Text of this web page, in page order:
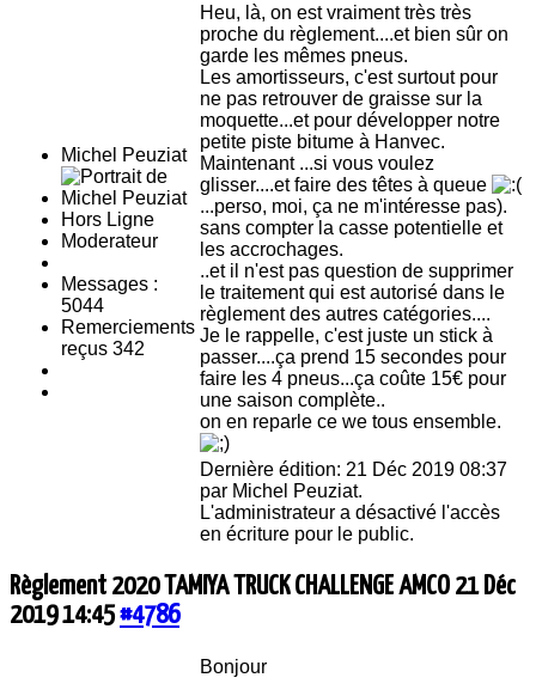
Michel Peuziat
Hors Ligne
Moderateur
Messages :
5044
Remerciements
reçus 342
Heu, là, on est vraiment très très
proche du règlement....et bien sûr on
garde les mêmes pneus.
Les amortisseurs, c'est surtout pour
ne pas retrouver de graisse sur la
moquette...et pour développer notre
petite piste bitume à Hanvec.
Maintenant ...si vous voulez
glisser....et faire des têtes à queue
...perso, moi, ça ne m'intéresse pas).
sans compter la casse potentielle et
les accrochages.
..et il n'est pas question de supprimer
le traitement qui est autorisé dans le
règlement des autres catégories....
Je le rappelle, c'est juste un stick à
passer....ça prend 15 secondes pour
faire les 4 pneus...ça coûte 15€ pour
une saison complète..
on en reparle ce we tous ensemble.
Dernière édition: 21 Déc 2019 08:37
par Michel Peuziat.
L'administrateur a désactivé l'accès
en écriture pour le public.
Règlement 2020 TAMIYA TRUCK CHALLENGE AMCO 21 Déc
2019 14:45#4786
Bonjour